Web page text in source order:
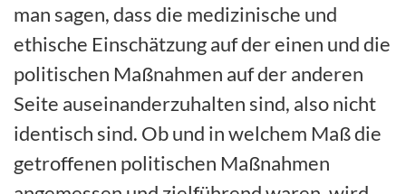
man sagen, dass die medizinische und
ethische Einschätzung auf der einen und die
politischen Maßnahmen auf der anderen
Seite auseinanderzuhalten sind, also nicht
identisch sind. Ob und in welchem Maß die
getroffenen politischen Maßnahmen